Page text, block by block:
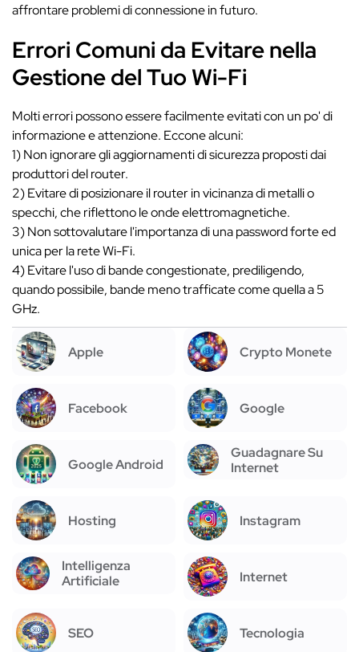
affrontare problemi di connessione in futuro.
Errori Comuni da Evitare nella
Gestione del Tuo Wi-Fi
Molti errori possono essere facilmente evitati con un po' di
informazione e attenzione. Eccone alcuni:
1) Non ignorare gli aggiornamenti di sicurezza proposti dai
produttori del router.
2) Evitare di posizionare il router in vicinanza di metalli o
specchi, che riflettono le onde elettromagnetiche.
3) Non sottovalutare l'importanza di una password forte ed
unica per la rete Wi-Fi.
4) Evitare l'uso di bande congestionate, prediligendo,
quando possibile, bande meno trafficate come quella a 5
GHz.
Apple Crypto Monete
Facebook Google
Google Android
Guadagnare Su
Internet
Hosting Instagram
Intelligenza
Artificiale
Internet
SEO Tecnologia